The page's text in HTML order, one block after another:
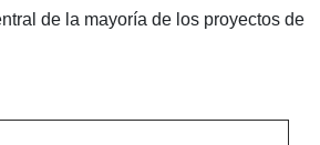
de la mayoría de los proyectos de